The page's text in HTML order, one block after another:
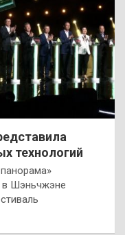
технологий
в Шэньчжэне